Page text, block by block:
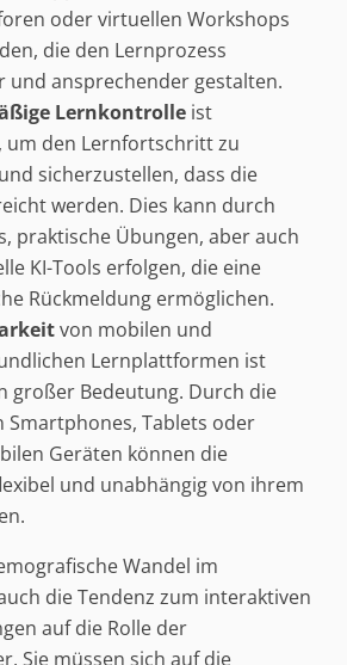
oder virtuellen Workshops
die den Lernprozess
und ansprechender gestalten.
Lernkontrolle ist
um den Lernfortschritt zu
sicherzustellen, dass die
werden. Dies kann durch
praktische Übungen, aber auch
KI-Tools erfolgen, die eine
Rückmeldung ermöglichen.
von mobilen und
Lernplattformen ist
großer Bedeutung. Durch die
Smartphones, Tablets oder
Geräten können die
und unabhängig von ihrem
Wandel im
die Tendenz zum interaktiven
auf die Rolle der
Sie müssen sich auf die